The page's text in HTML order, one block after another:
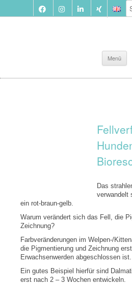
Menü
Das
verwandelt
ein rot-braun-gelb.
Warum verändert sich das Fell, die
Zeichnung?
Farbveränderungen im Welpen-/
die Pigmentierung und Zeichnung
Erwachsenwerden abgeschlossen ist.
Ein gutes Beispiel hierfür sind
erst nach 2 – 3 Wochen entwickeln.